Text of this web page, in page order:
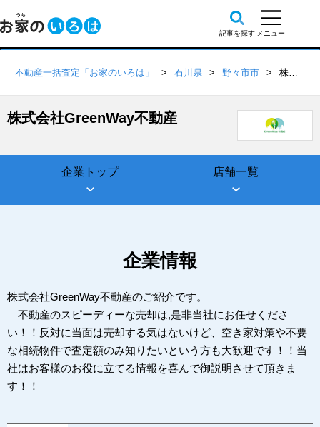
不動産一括査定「お家のいろは」 石川県 野々市市 株式会社GreenWay不動産
株式会社GreenWay不動産
企業トップ 店舗一覧
企業情報
株式会社GreenWay不動産のご紹介です。
不動産のスピーディーな売却は,是非当社にお任せくださ
い！！反対に当面は売却する気はないけど、空き家対策や不要
な相続物件で査定額のみ知りたいという方も大歓迎です！！当
社はお客様のお役に立てる情報を喜んで御説明させて頂きま
す！！